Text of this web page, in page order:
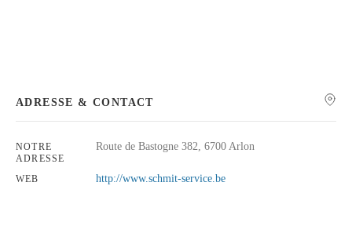
Rechercher
ADRESSE & CONTACT
NOTRE
ADRESSE
Route de Bastogne 382, 6700 Arlon
WEB http://www.schmit-service.be